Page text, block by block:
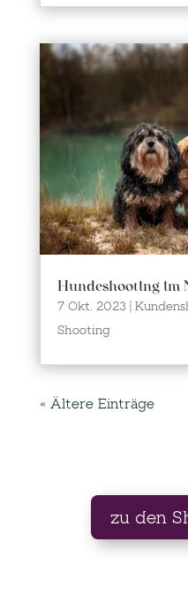
Hundeshooting im
7 Okt. 2023|
Shooting
« Ältere Einträge
zu den